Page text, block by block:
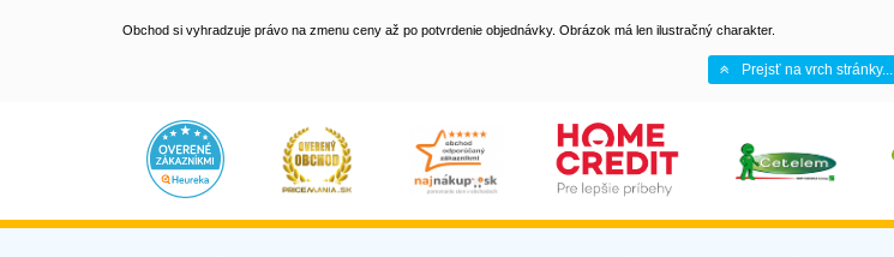
Obchod si vyhradzuje právo na zmenu ceny až po potvrdenie objednávky. Obrázok má len ilustračný charakter.
Prejsť na vrch stránky...